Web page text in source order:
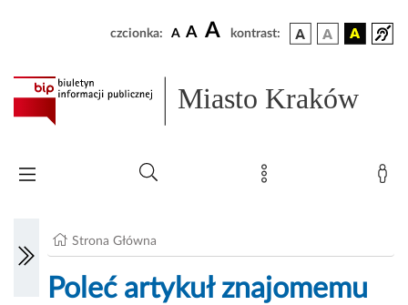
czcionka: A A A kontrast:
Miasto Kraków
Strona Główna
Poleć artykuł znajomemu